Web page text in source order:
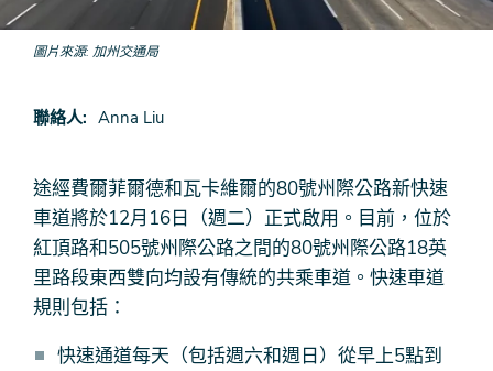
圖片來源 加州交通局
聯絡人 Anna Liu
途經費爾菲爾德和瓦卡維爾的80號州際公路新快速
車道將於12月16日（週二）正式啟用。目前，位於
紅頂路和505號州際公路之間的80號州際公路18英
里路段東西雙向均設有傳統的共乘車道。快速車道
規則包括：
快速通道每天（包括週六和週日）從早上5點到